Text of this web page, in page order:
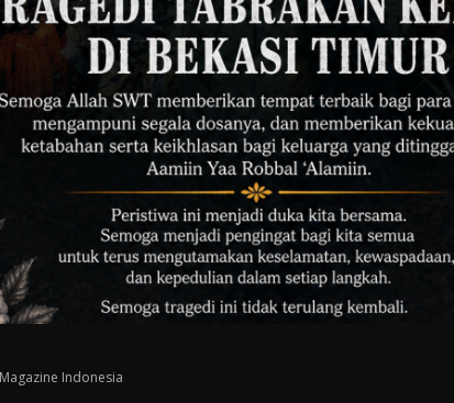
Indonesia